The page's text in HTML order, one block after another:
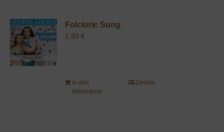
Folcloric Song
1,99€
In den
Warenkorb
Details